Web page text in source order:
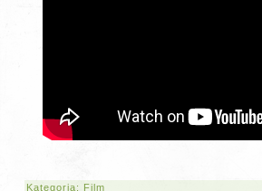
Kategoria: Film